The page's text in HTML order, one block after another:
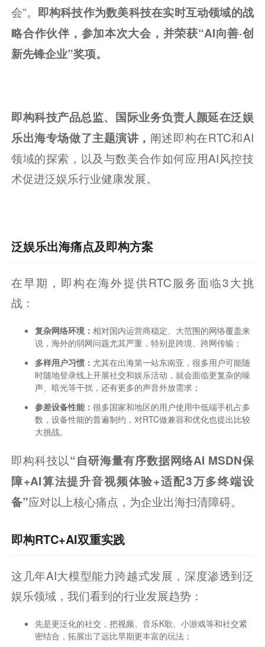
会”。 即构科技作为数美科技在实时互动领域的战
略合作伙伴，参加本次大会，并荣获“AI向善·创
新先锋企业”奖项。
即构科技产品总监、国际业务负责人颜延在泛娱
乐出海专场做了主题演讲， 阐述即构在RTC和AI
领域的探索，以及与数美合作如何应用AI风控技
术促进泛娱乐行业健康发展。
泛娱乐出海痛点及即构方案
在早期，即构在海外提供RTC服务面临3大挑
战：
复杂网络环境：相对国内运营商稳定、大范围的网络覆盖来
说，海外的弱网问题尤其严重，特别是跨境、跨网传输；
多样用户习惯： 尤其在出海第一站东南亚，很多用户可能随
时随地登录线上开展社交和娱乐活动，就会面临更复杂的噪
声、暗光等干扰，还有更多的声音外放需求；
参差设备性能：很多国家和地区的用户使用中低端手机占多
数，设备性能的普遍制约，对RTC做兼容和优化也提出比较
大挑战。
即构科技以“自研海量有序数据网络AI MSDN保
障+AI算法提升音视频体验+适配3万多终端设
备”应对以上核心痛点，为企业出海扫清障碍。
即构RTC+AI双重实践
这几年AI大模型能力跨越式发展，深度渗透到泛
娱乐领域，我们看到的行业发展趋势：
先是更泛化的社交，把视频、音乐K歌、小游戏等和社交紧
密结合，拓展出了远比早期更丰富的玩法；